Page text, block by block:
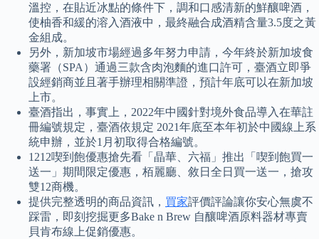
溫控，在貼近冰點的條件下，調和口感清新的鮮釀啤酒，
使柚香和緩的溶入酒液中，最終融合成酒精含量3.5度之黃
金組成。
另外，新加坡市場經過多年努力申請，今年終於新加坡食
藥署（SPA）通過三款含肉泡麵的進口許可，臺酒立即爭
設經銷商並且著手辦理相關準證，預計年底可以在新加坡
上市。
臺酒指出，事實上，2022年中國針對境外食品導入在華註
冊編號規定，臺酒依規定 2021年底至本年初於中國線上系
統申辦，並於1月初取得合格編號。
1212喫到飽優惠搶先看「晶華、六福」推出「喫到飽買一
送一」期間限定優惠，栢麗廳、敘日全日買一送一，搶攻
雙12商機。
提供完整透明的商品資訊， 買家評價評論讓你安心無虞不
踩雷，即刻挖掘更多Bake n Brew 自釀啤酒原料器材專賣
貝肯布線上促銷優惠。